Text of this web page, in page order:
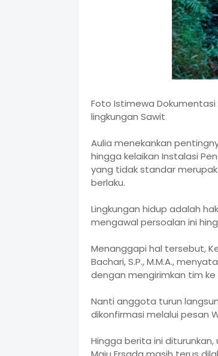
Foto Istimewa Dokumentasi
lingkungan Sawit
Aulia menekankan
hingga kelaikan Instalasi
yang tidak standar
berlaku.
Lingkungan hidup adalah
mengawal persoalan ini
Menanggapi hal tersebut,
Bachari, S.P., M.M.A.,
dengan mengirimkan tim ke
Nanti anggota turun
dikonfirmasi melalui pesan
Hingga berita ini diturunkan,